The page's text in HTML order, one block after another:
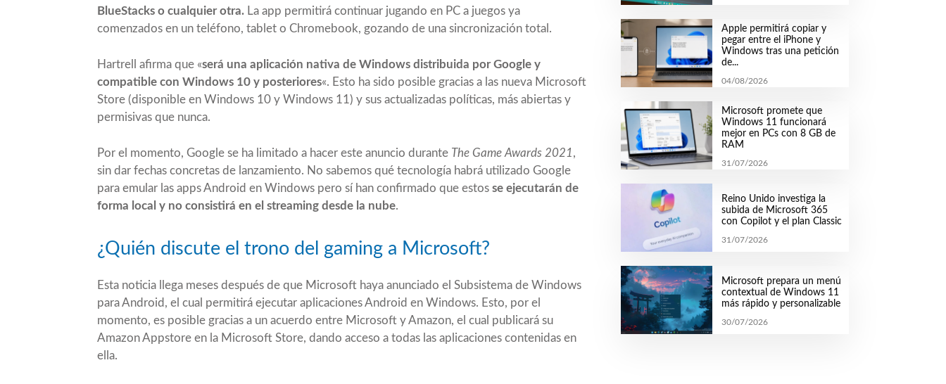
BlueStacks o cualquier otra. La app permitirá continuar jugando en PC a juegos ya
comenzados en un teléfono, tablet o Chromebook, gozando de una sincronización total.
Hartrell afirma que «será una aplicación nativa de Windows distribuida por Google y
compatible con Windows 10 y posteriores«. Esto ha sido posible gracias a las nueva Microsoft
Store (disponible en Windows 10 y Windows 11) y sus actualizadas políticas, más abiertas y
permisivas que nunca.
Por el momento, Google se ha limitado a hacer este anuncio durante The Game Awards 2021 ,
sin dar fechas concretas de lanzamiento. No sabemos qué tecnología habrá utilizado Google
para emular las apps Android en Windows pero sí han confirmado que estos se ejecutarán de
forma local y no consistirá en el streaming desde la nube.
¿Quién discute el trono del gaming a Microsoft?
Esta noticia llega meses después de que Microsoft haya anunciado el Subsistema de Windows
para Android , el cual permitirá ejecutar aplicaciones Android en Windows. Esto, por el
momento, es posible gracias a un acuerdo entre Microsoft y Amazon, el cual publicará su
Amazon Appstore en la Microsoft Store, dando acceso a todas las aplicaciones contenidas en
ella.
Apple permitirá copiar y
pegar entre el iPhone y
Windows tras una petición
de...
04/08/2026
Microsoft promete que
Windows 11 funcionará
mejor en PCs con 8 GB de
RAM
31/07/2026
Reino Unido investiga la
subida de Microsoft 365
con Copilot y el plan Classic
31/07/2026
Microsoft prepara un menú
contextual de Windows 11
más rápido y personalizable
30/07/2026